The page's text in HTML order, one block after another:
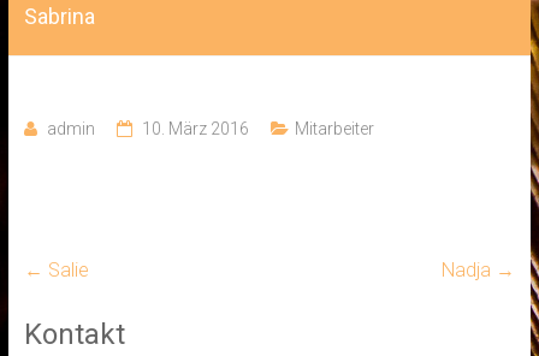
Sabrina
admin 10. März 2016 Mitarbeiter
← Salie Nadja →
Kontakt